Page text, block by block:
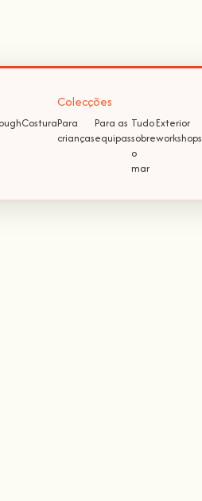
Costura
Colecções
Para
crianças
Para as
equipas
Tudo
sobre
o
mar
Exterior
workshops